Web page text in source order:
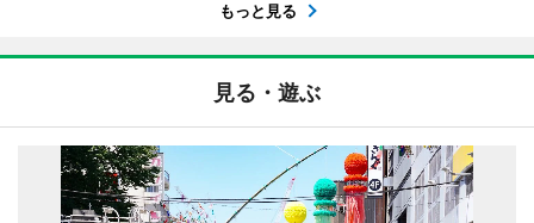
もっと見る
見る・遊ぶ